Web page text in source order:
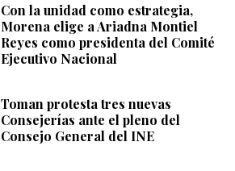
Con la unidad como estrategia,
Morena elige a Ariadna Montiel
Reyes como presidenta del Comité
Ejecutivo Nacional
Toman protesta tres nuevas
Consejerías ante el pleno del
Consejo General del INE